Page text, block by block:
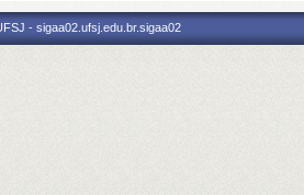
- sigaa02.ufsj.edu.br.sigaa02